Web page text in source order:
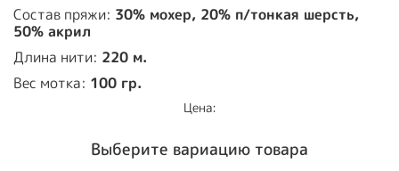
Состав пряжи: 30% мохер, 20% п/тонкая шерсть,
50% акрил
Длина нити: 220 м.
Вес мотка: 100 гр.
Цена:
Выберите вариацию товара